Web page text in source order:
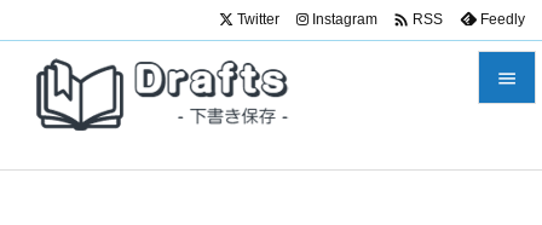

Twitter Instagram  RSS Feedly